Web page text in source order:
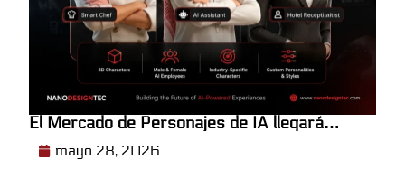
El Mercado de Personajes de IA llegará
mayo 28, 2026